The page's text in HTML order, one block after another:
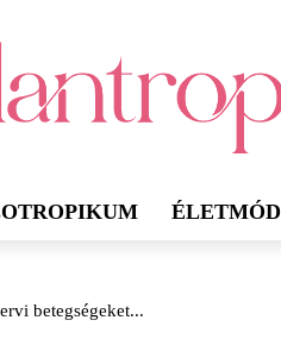
ÉLETMÓD
betegségeket...